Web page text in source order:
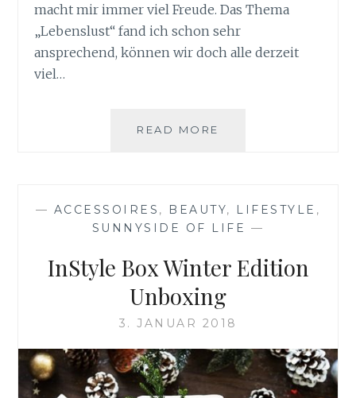
macht mir immer viel Freude. Das Thema
„Lebenslust“ fand ich schon sehr
ansprechend, können wir doch alle derzeit
viel…
READ MORE
— ACCESSOIRES , BEAUTY, LIFESTYLE ,
SUNNYSIDE OF LIFE —
InStyle Box Winter Edition
Unboxing
3. JANUAR 2018